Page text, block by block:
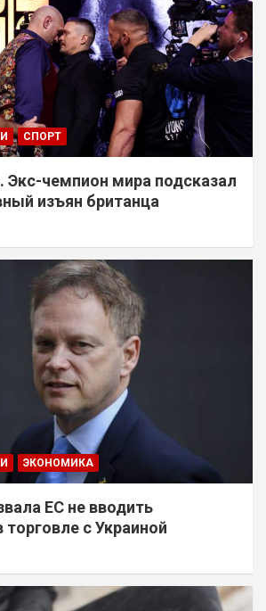
СПОРТ
Экс-чемпион мира подсказал
изъян британца
ЭКОНОМИКА
ЕС не вводить
торговле с Украиной